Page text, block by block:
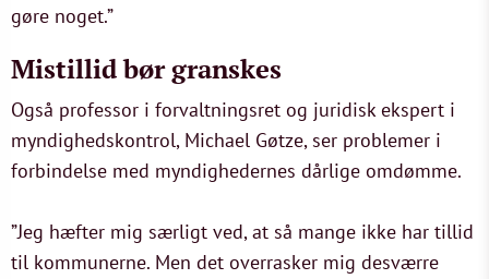
gøre noget.”
Mistillid bør granskes
Også professor i forvaltningsret og juridisk ekspert i
myndighedskontrol, Michael Gøtze, ser problemer i
forbindelse med myndighedernes dårlige omdømme.
”Jeg hæfter mig særligt ved, at så mange ikke har tillid
til kommunerne. Men det overrasker mig desværre